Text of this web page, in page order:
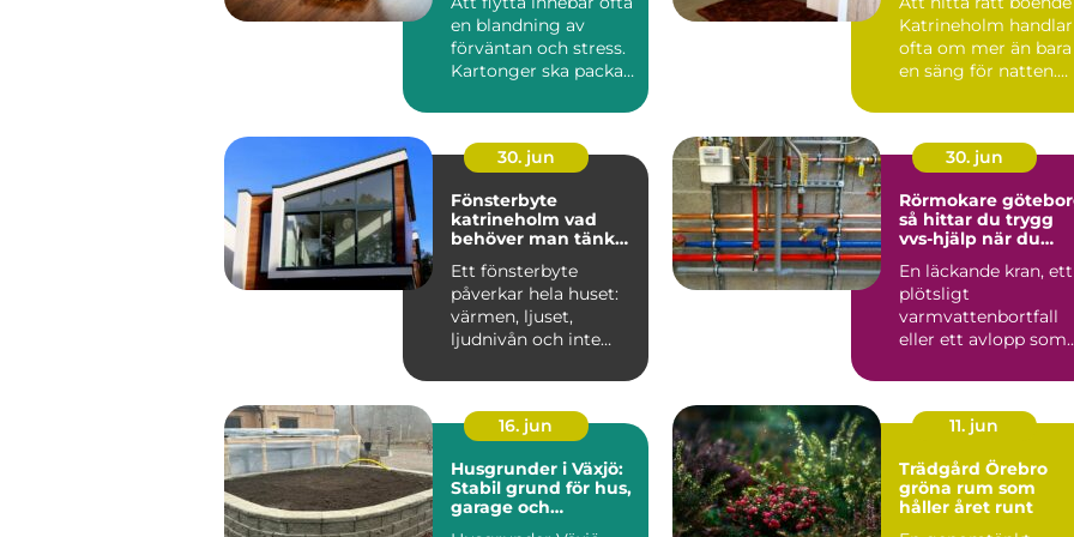
en blandning av
förväntan och stress.
Kartonger ska packas,
Katrineholm handlar
ofta om mer än bara
en säng för natten.
30. jun
Fönsterbyte
katrineholm vad
behöver man tänka
Ett fönsterbyte
påverkar hela huset:
värmen, ljuset,
ljudnivån och inte
man kommer...
30. jun
Rörmokare
så hittar du trygg
vvs-hjälp när du
En läckande kran, ett
plötsligt
varmvattenbortfall
eller ett avlopp som
igenom vatt...
16. jun
Husgrunder i Växjö:
Stabil grund för hus,
garage och
11. jun
Trädgård Örebro
gröna rum som
håller året runt